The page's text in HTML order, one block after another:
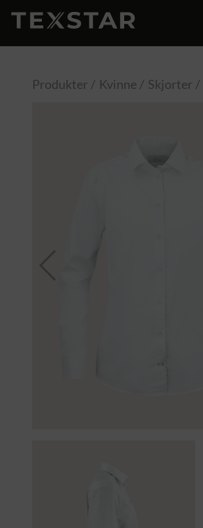
Produkter Kvinne Skjorter